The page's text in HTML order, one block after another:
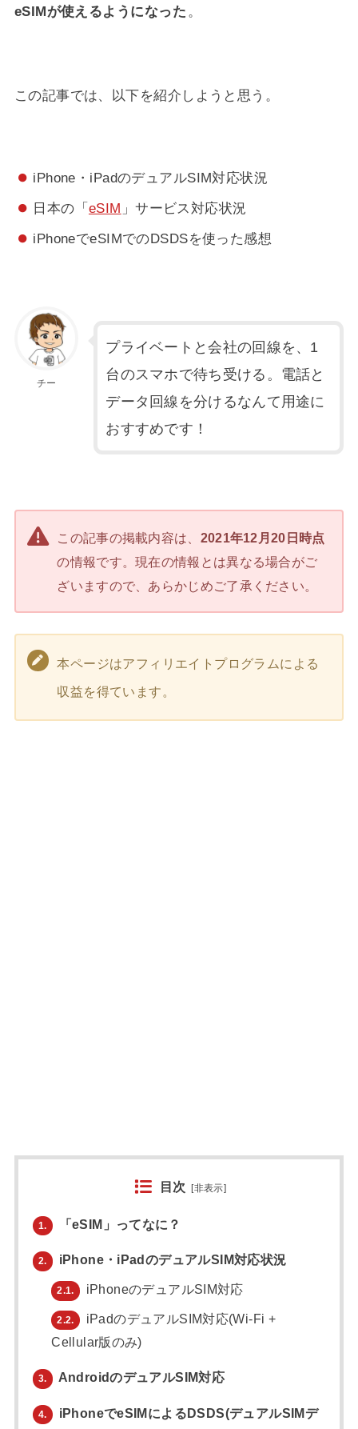
eSIMが使えるようになった 。
この記事では、以下を紹介しようと思う。
iPhone・iPadのデュアルSIM対応状況
日本の「 eSIM 」サービス対応状況
iPhoneでeSIMでのDSDSを使った感想
チー
プライベートと会社の回線を、1
台のスマホで待ち受ける。電話と
データ回線を分けるなんて用途に
おすすめです！
この記事の掲載内容は、 2021年12月20日時点
の情報です。現在の情報とは異なる場合がご
ざいますので、あらかじめご了承ください。
本ページはアフィリエイトプログラムによる
収益を得ています。
目次 [非表示]
1. 「eSIM」ってなに？
2. iPhone・iPadのデュアルSIM対応状況
2.1. iPhoneのデュアルSIM対応
2.2.
iPadのデュアルSIM対応(Wi-Fi +
Cellular版のみ)
3. AndroidのデュアルSIM対応
4. iPhoneでeSIMによるDSDS(デュアルSIMデ